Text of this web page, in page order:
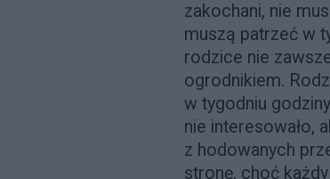
zakochani, nie
muszą patrzeć w
rodzice nie
ogrodnikiem.
w tygodniu
nie interesowało,
z hodowanych
stronę, choć